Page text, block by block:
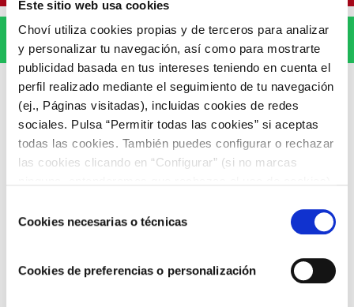
Este sitio web usa cookies
Choví utiliza cookies propias y de terceros para analizar
y personalizar tu navegación, así como para mostrarte
publicidad basada en tus intereses teniendo en cuenta el
perfil realizado mediante el seguimiento de tu navegación
(ej., Páginas visitadas), incluidas cookies de redes
sociales. Pulsa “Permitir todas las cookies” si aceptas
todas las cookies. También puedes configurar o rechazar
las cookies clicando en “Configurar” (si no marcas
COOKIES.
deCookies necesarias o técnicas
Cookies de preferencias o personalización
WhatsApp
ARTÍCULOS RELACIONADOS